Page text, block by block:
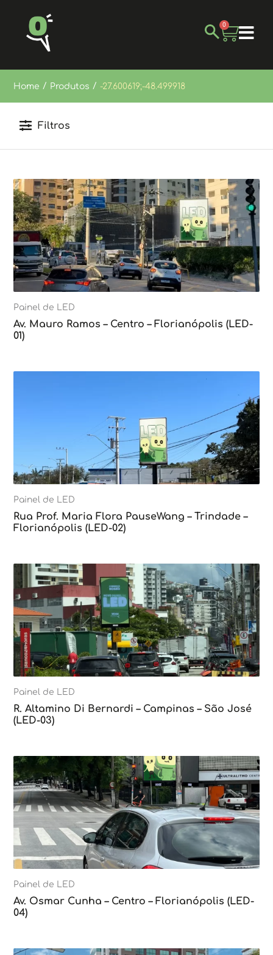
0
Home / Produtos / -27.600619;-48.499918
Filtros
Painel de LED
Av. Mauro Ramos – Centro – Florianópolis (LED-
01)
Painel de LED
Rua Prof. Maria Flora PauseWang – Trindade –
Florianópolis (LED-02)
Painel de LED
R. Altamino Di Bernardi – Campinas – São José
(LED-03)
Painel de LED
Av. Osmar Cunha – Centro – Florianópolis (LED-
04)